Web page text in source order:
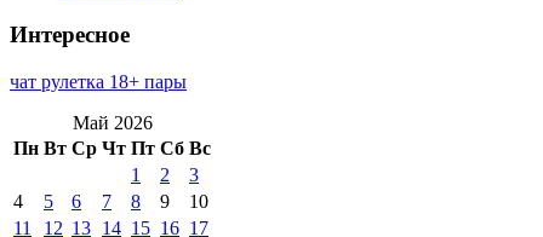
Интересное
чат рулетка 18+ пары
Май 2026
Пн Вт Ср Чт Пт Сб Вс
1
2
3
4
5 6 7 8 9
10
11
12 13 14 15 16 17